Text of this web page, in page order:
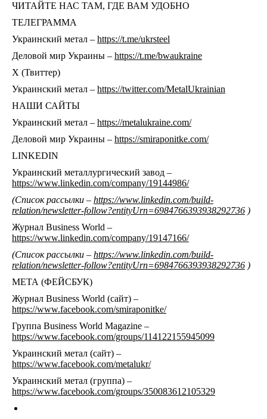
ЧИТАЙТЕ НАС ТАМ, ГДЕ ВАМ УДОБНО
ТЕЛЕГРАММА
Украинский метал – https://t.me/ukrsteel
Деловой мир Украины – https://t.me/bwaukraine
Х (Твиттер)
Украинский метал – https://twitter.com/MetalUkrainian
НАШИ САЙТЫ
Украинский метал – https://metalukraine.com/
Деловой мир Украины – https://smiraponitke.com/
LINKEDIN
Украинский металлургический завод –
https://www.linkedin.com/company/19144986/
(Список рассылки – https://www.linkedin.com/build-
relation/newsletter-follow?entityUrn=6984766393938292736 )
Журнал Business World –
https://www.linkedin.com/company/19147166/
(Список рассылки – https://www.linkedin.com/build-
relation/newsletter-follow?entityUrn=6984766393938292736 )
МЕТА (ФЕЙСБУК)
Журнал Business World (сайт) –
https://www.facebook.com/smiraponitke/
Группа Business World Magazine –
https://www.facebook.com/groups/114122155945099
Украинский метал (сайт) –
https://www.facebook.com/metalukr/
Украинский метал (группа) –
https://www.facebook.com/groups/350083612105329